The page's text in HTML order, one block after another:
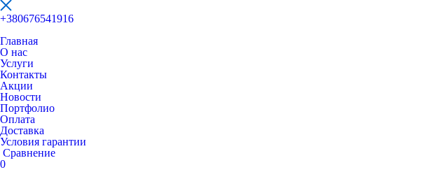
+380676541916
Главная
О нас
Услуги
Контакты
Акции
Новости
Портфолио
Оплата
Доставка
Условия гарантии
Сравнение
0